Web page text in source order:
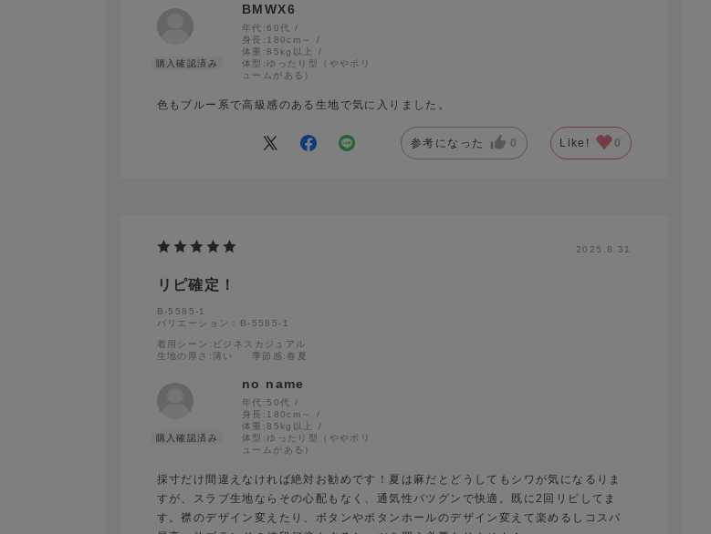
BMWX6
年代:60代
身長: 180cm～
体重:85kg以上
体型: ゆったり型（ややボリ
ュームがある）
色もブルー系で高級感のある生地で気に入りました。
参考になった 0 Like! 0
2025.8.31
リピ確定！
B-5585-1
バリエーション：B-5585-1
着用シーン :ビジネスカジュアル
生地の厚さ :薄い 季節感:春夏
no name
年代: 50代
身長: 180cm～
体重:85kg以上
体型: ゆったり型（ややボリ
ュームがある）
採寸だけ間違えなければ絶対お勧めです！夏は麻だとどうしてもシワが気になるりま
すが、スラブ生地ならその心配もなく、通気性バツグンで快適。既に2回リピしてま
す。襟のデザイン変えたり、ボタンやボタンホールのデザイン変えて楽めるしコスパ